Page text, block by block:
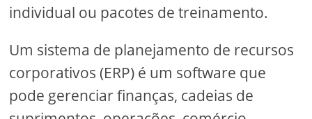
individual ou pacotes de treinamento.
Um sistema de planejamento de recursos
corporativos (ERP) é um software que
pode gerenciar finanças, cadeias de